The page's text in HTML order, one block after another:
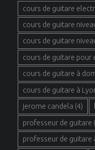
cours de guitare
cours de guitare
cours de guitare
cours de guitare pour
cours de guitare à
cours de guitare à
jerome candela (4)
professeur de guitare
professeur de guitare